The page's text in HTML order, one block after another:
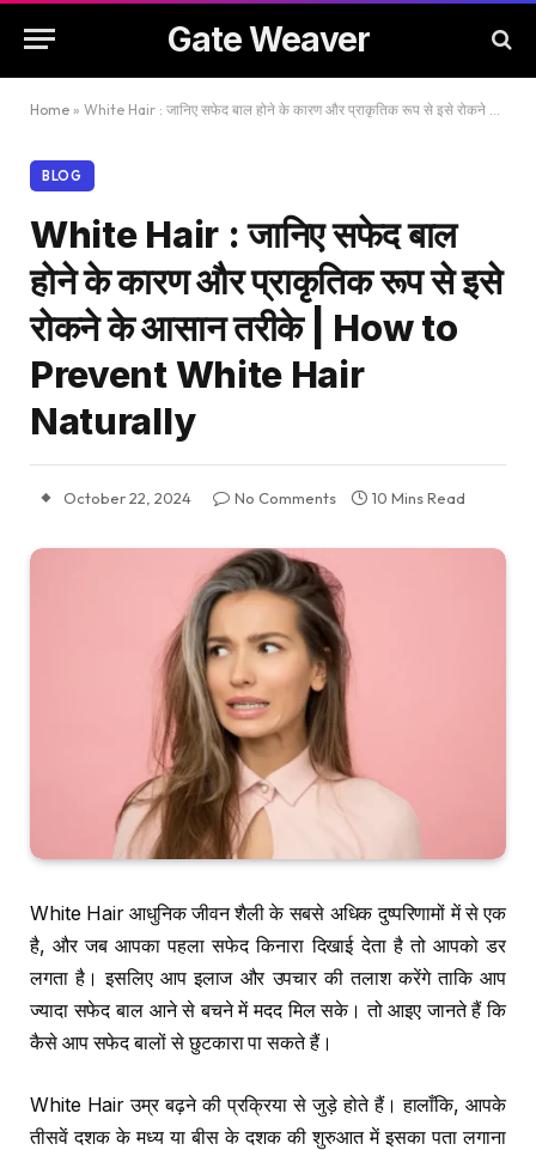
Gate Weaver
Home » White Hair : जानिए सफेद बाल होने के कारण और प्राकृतिक रूप से इसे रोकने के आसान तरीके | How to Prevent White Hair Naturally
BLOG
White Hair : जानिए सफेद बाल
होने के कारण और प्राकृतिक रूप से इसे
रोकने के आसान तरीके | How to
Prevent White Hair
Naturally
October 22, 2024 No Comments 10 Mins Read
White Hair आधुनिक जीवन शैली के सबसे अधिक दुष्परिणामों में से एक
है, और जब आपका पहला सफेद किनारा दिखाई देता है तो आपको डर
लगता है। इसलिए आप इलाज और उपचार की तलाश करेंगे ताकि आप
ज्यादा सफेद बाल आने से बचने में मदद मिल सके। तो आइए जानते हैं कि
कैसे आप सफेद बालों से छुटकारा पा सकते हैं।
White Hair उम्र बढ़ने की प्रक्रिया से जुड़े होते हैं। हालाँकि, आपके
तीसवें दशक के मध्य या बीस के दशक की शुरुआत में इसका पता लगाना